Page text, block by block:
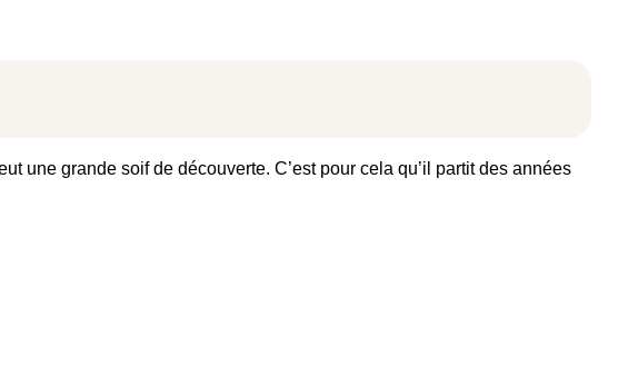
une grande soif de découverte. C’est pour cela qu’il partit des années